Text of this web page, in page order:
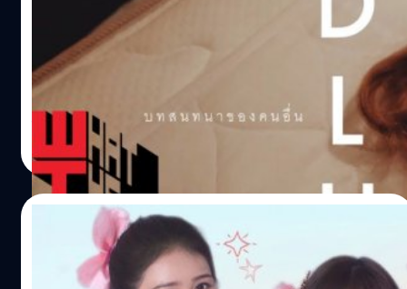
เพื่อนๆคิดว่า MV ไหนเป็น MV ที่ยอดเยี่ยมที่สุด ท้ายนี้ก็ขอส่ง
ท้ายปีเก่า ต้อนรับปีใหม่มา ณ ที่นี้นะครับ ขอให้ปีที่กำลังจะมา
ถึงนี้เป็นปีที่นำพาสิ่งดีๆ และ เรื่องราวใหม่ๆ มาสู่ทุกๆ คน ขอให้
โชคดี มีชัย มีสุขสมหวังกันทุกท่านตลอดไปครับ 10. Drive –
Violette Wautier release 26 เมษายน 2018 กำกับโดย บาส
นัฐวุฒิ พูนพิริยะ…
ปลายเดือนนี้มี MV ใหม่ๆน่าดูเพียบเลยครับ มากันหลาย
อารมณ์หลากสไตล์เลย เรียกได้ว่าเพลินมากๆเลยครับ เราไปดู
กันดีกว่าครับว่ามีเพลงอะไรกันบ้าง ติดตลก - โอ๊ต ปราโมทย์
https://www.youtube.com/watch?v=mgXnWynhNE8 ซิง
เกิ้ลใหม่จาก หนุ่มฮายียวนกวนบาทา โอ๊ต ปราโมทย์ ที่คราวนี้
มาในคราบของศิลปินยุค 90ที่ทำให้นึกถึงพวกงาน MV เพลง
รักของอาร์เอสยุครุ่งเรือง ฟุ้งฟริ้ง มุ้งมิ้ง แบบแร็ปเตอร์ ไจแอ
นท์ เจมส์ เรืองศักดิ์ บอยสเก๊าท์ อะไรประมาณนี้ บอกเล่าเรื่อง
ราวความรักแบบหนุ่มสาววัยใส ที่ไม่กล้าบอกความในใจ ได้แต่
ทำตัวตลกเลยต้องนกไปตามระเบียบ MV น่ารัก และได้คนน่า
รักแบบน้องเจน BNK48 มาเล่น จะไม่ดูได้ไง ดูรอบเดียวก็คง
ไม่พอต้องขอดูวนๆไปหลายๆรอบ รับประกันความฮาโดยผู้
ธีรพงศ์ เสรีสำราญ | 2897 days ago
Read More
30/04/2018
แนะนำ 10 เพลงไทยใหม่ๆที่ไม่ควรพลาด !!!
(ปลายเดือนเมษายน 2561)